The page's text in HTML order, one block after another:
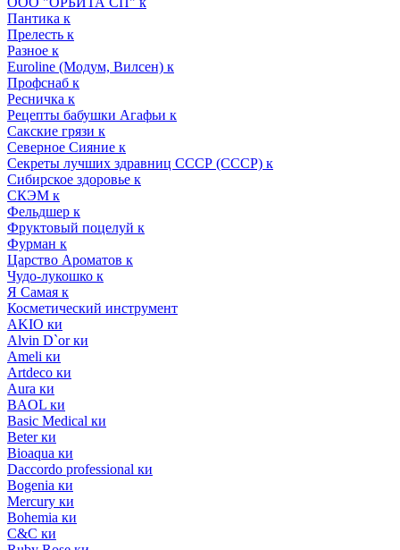
Пантика к
Прелесть к
Разное к
Euroline (Модум, Вилсен) к
Профснаб к
Ресничка к
Рецепты бабушки Агафьи к
Сакские грязи к
Северное Сияние к
Секреты лучших здравниц СССР (СССР) к
Сибирское здоровье к
СКЭМ к
Фельдшер к
Фруктовый поцелуй к
Фурман к
Царство Ароматов к
Чудо-лукошко к
Я Самая к
Косметический инструмент
AKIO ки
Alvin D`or ки
Ameli ки
Artdeco ки
Aura ки
BAOL ки
Basic Medical ки
Beter ки
Bioaqua ки
Daccordo professional ки
Bogenia ки
Mercury ки
Bohemia ки
C&C ки